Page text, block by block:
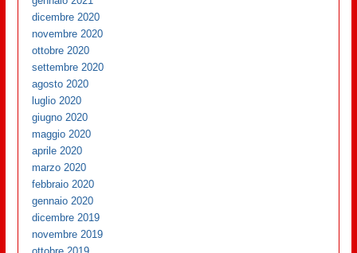
dicembre 2020
novembre 2020
ottobre 2020
settembre 2020
agosto 2020
luglio 2020
giugno 2020
maggio 2020
aprile 2020
marzo 2020
febbraio 2020
gennaio 2020
dicembre 2019
novembre 2019